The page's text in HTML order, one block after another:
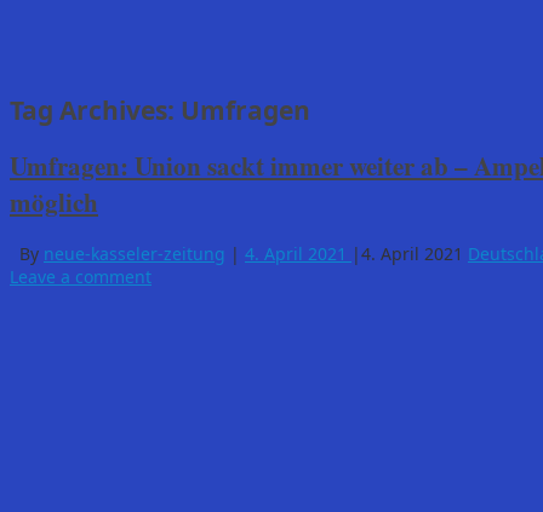
Tag Archives: Umfragen
Umfragen: Union sackt immer weiter ab –
möglich
By neue-kasseler-zeitung | 4. April 2021 |4. April 2021
Leave a comment